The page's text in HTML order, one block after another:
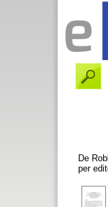
De
per